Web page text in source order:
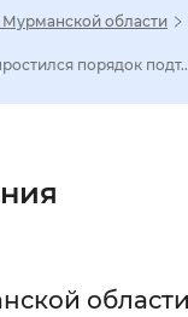
области
порядок